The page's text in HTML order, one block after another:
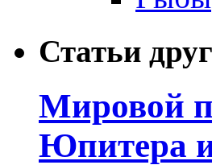
Статьи
Мировой
Юпитера